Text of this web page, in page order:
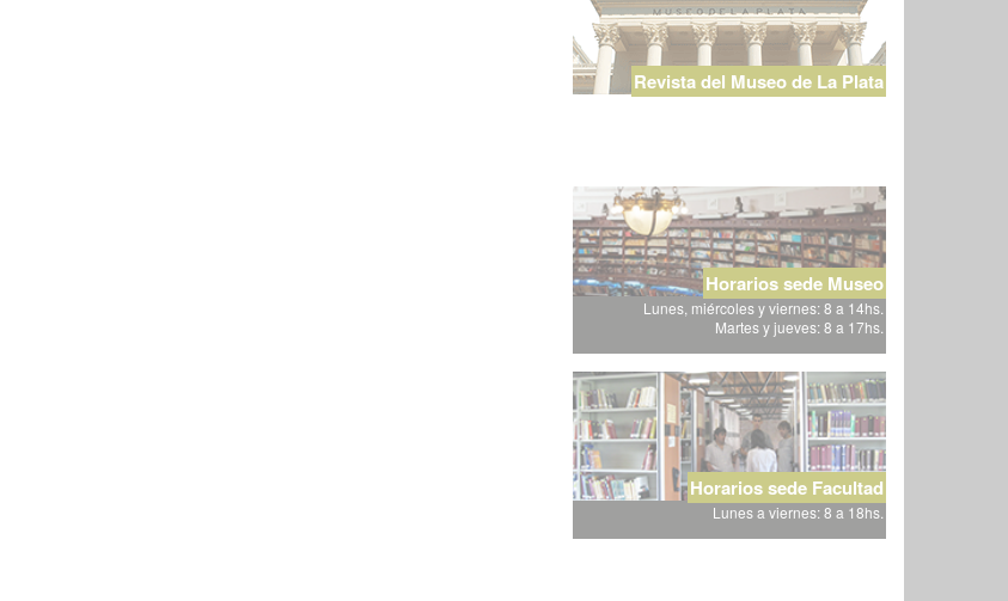
Revista del Museo de La Plata
Horarios sede Museo
Lunes, miércoles y viernes: 8 a 14hs.
Martes y jueves: 8 a 17hs.
Horarios sede Facultad
Lunes a viernes: 8 a 18hs.